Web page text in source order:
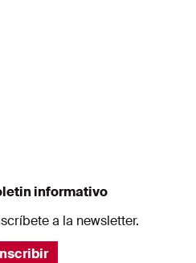
informativo
a la newsletter.